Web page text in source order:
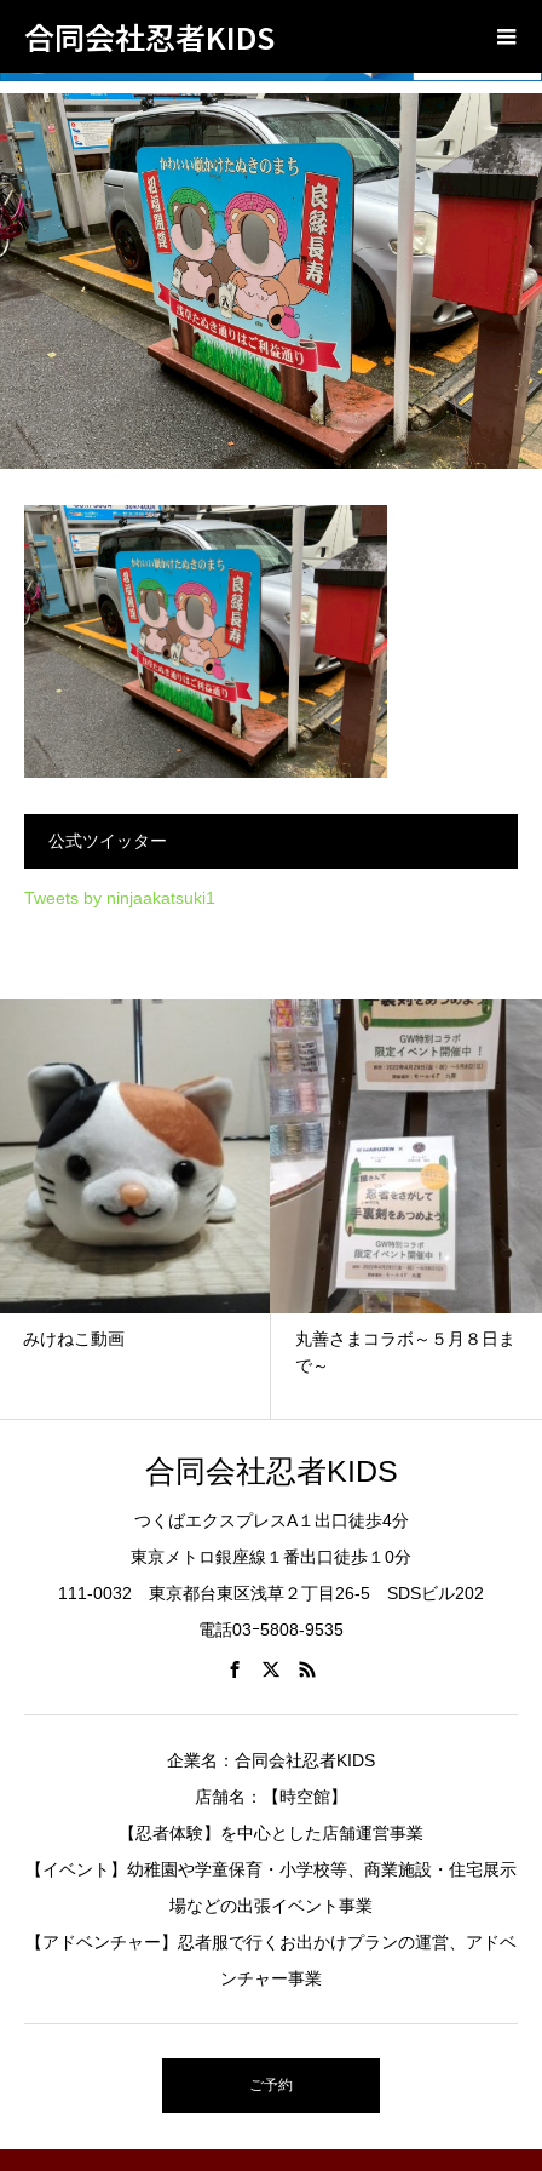
合同会社忍者KIDS
公式ツイッター
Tweets by ninjaakatsuki1
みけねこ動画
丸善さまコラボ～５月８日ま
で～
合同会社忍者KIDS
つくばエクスプレスA１出口徒歩4分
東京メトロ銀座線１番出口徒歩１0分
111-0032 東京都台東区浅草２丁目26-5 SDSビル202
電話03ｰ5808-9535
企業名：合同会社忍者KIDS
店舗名：【時空館】
【忍者体験】を中心とした店舗運営事業
【イベント】幼稚園や学童保育・小学校等、商業施設・住宅展示
場などの出張イベント事業
【アドベンチャー】忍者服で行くお出かけプランの運営、アドベ
ンチャー事業
ご予約